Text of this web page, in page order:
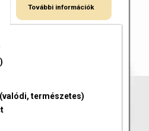
További információk
természetes)